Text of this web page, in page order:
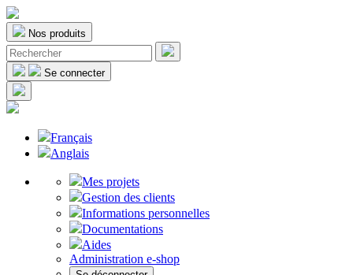
Nos produits
Se connecter
Français
Anglais
Mes projets
Gestion des clients
Informations personnelles
Documentations
Aides
Administration e-shop